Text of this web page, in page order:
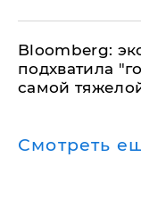
Bloomberg:
подхватила
самой
Смотреть